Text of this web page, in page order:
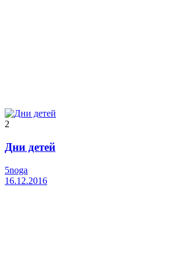
2
Дни детей
5noga
16.12.2016